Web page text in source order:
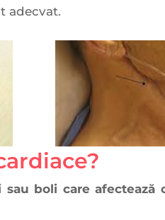
adecvat.
boli care afectează